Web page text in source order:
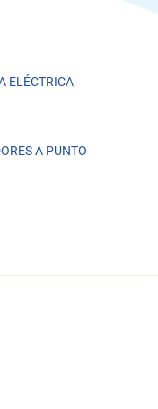
ELÉCTRICA
A PUNTO